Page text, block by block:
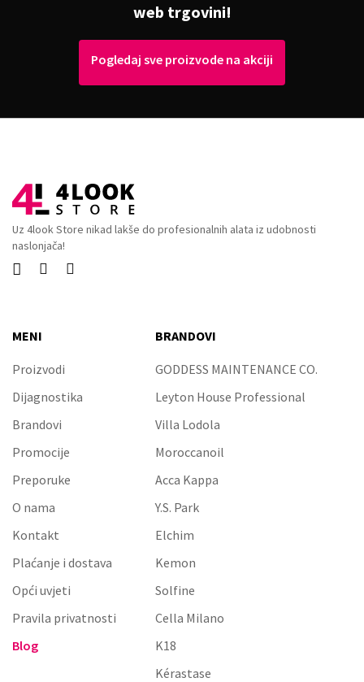
web trgovini!
Pogledaj sve proizvode na akciji
Uz 4look Store nikad lakše do profesionalnih alata iz udobnosti
naslonjača!
  
MENI
Proizvodi
Dijagnostika
Brandovi
Promocije
Preporuke
O nama
Kontakt
Plaćanje i dostava
Opći uvjeti
Pravila privatnosti
Blog
BRANDOVI
GODDESS MAINTENANCE CO.
Leyton House Professional
Villa Lodola
Moroccanoil
Acca Kappa
Y.S. Park
Elchim
Kemon
Solfine
Cella Milano
K18
Kérastase